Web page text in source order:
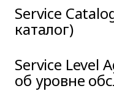
Service
каталог)
Service Level
об уровне